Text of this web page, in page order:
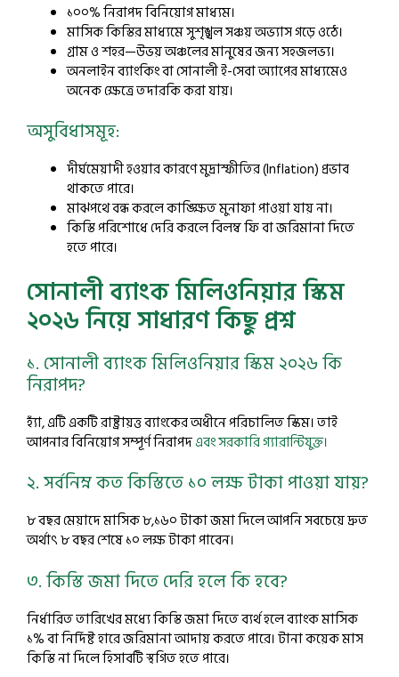
১০০% নিরাপদ বিনিয়োগ মাধ্যম।
মাসিক কিস্তির মাধ্যমে সুশৃঙ্খল সঞ্চয় অভ্যাস গড়ে ওঠে।
গ্রাম ও শহর—উভয় অঞ্চলের মানুষের জন্য সহজলভ্য।
অনলাইন ব্যাংকিং বা সোনালী ই-সেবা অ্যাপের মাধ্যমেও
অনেক ক্ষেত্রে তদারকি করা যায়।
অসুবিধাসমূহ:
দীর্ঘমেয়াদী হওয়ার কারণে মুদ্রাস্ফীতির (Inflation) প্রভাব
থাকতে পারে।
মাঝপথে বন্ধ করলে কাঙ্ক্ষিত মুনাফা পাওয়া যায় না।
কিস্তি পরিশোধে দেরি করলে বিলম্ব ফি বা জরিমানা দিতে
হতে পারে।
সোনালী ব্যাংক মিলিওনিয়ার স্কিম
২০২৬ নিয়ে সাধারণ কিছু প্রশ্ন
১. সোনালী ব্যাংক মিলিওনিয়ার স্কিম ২০২৬ কি
নিরাপদ?
হ্যাঁ, এটি একটি রাষ্ট্রায়ত্ত ব্যাংকের অধীনে পরিচালিত স্কিম। তাই
আপনার বিনিয়োগ সম্পূর্ণ নিরাপদএবং সরকারি গ্যারান্টিযুক্ত।
২. সর্বনিম্ন কত কিস্তিতে ১০ লক্ষ টাকা পাওয়া যায়?
৮ বছর মেয়াদে মাসিক ৮,১৬০ টাকা জমা দিলে আপনি সবচেয়ে দ্রুত
অর্থাৎ ৮ বছর শেষে ১০ লক্ষ টাকা পাবেন।
৩. কিস্তি জমা দিতে দেরি হলে কি হবে?
নির্ধারিত তারিখের মধ্যে কিস্তি জমা দিতে ব্যর্থ হলে ব্যাংক মাসিক
১% বা নির্দিষ্ট হারে জরিমানা আদায় করতে পারে। টানা কয়েক মাস
কিস্তি না দিলে হিসাবটি স্থগিত হতে পারে।